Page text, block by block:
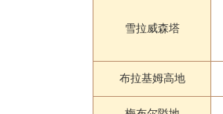
雪拉威森塔
布拉基姆高地